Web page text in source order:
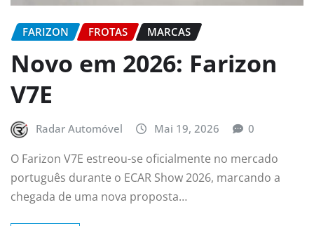
FARIZON FROTAS MARCAS
Novo em 2026: Farizon
V7E
Radar Automóvel Mai 19, 2026 0
O Farizon V7E estreou-se oficialmente no mercado
português durante o ECAR Show 2026, marcando a
chegada de uma nova proposta…